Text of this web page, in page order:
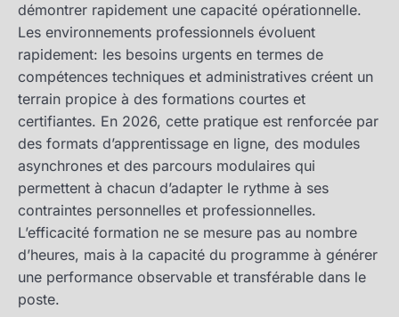
démontrer rapidement une capacité opérationnelle.
Les environnements professionnels évoluent
rapidement: les besoins urgents en termes de
compétences techniques et administratives créent un
terrain propice à des formations courtes et
certifiantes. En 2026, cette pratique est renforcée par
des formats d’apprentissage en ligne, des modules
asynchrones et des parcours modulaires qui
permettent à chacun d’adapter le rythme à ses
contraintes personnelles et professionnelles.
L’efficacité formation ne se mesure pas au nombre
d’heures, mais à la capacité du programme à générer
une performance observable et transférable dans le
poste.